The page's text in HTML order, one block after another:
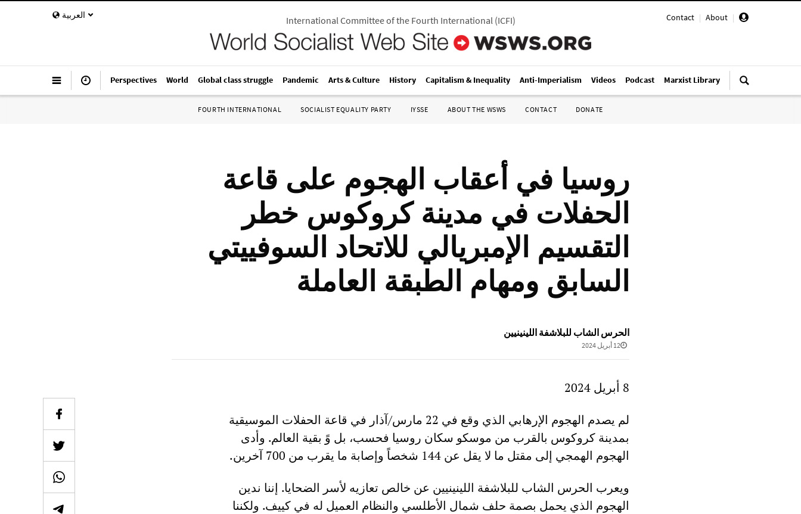
العربية Contact | About |
International Committee of the Fourth International(ICFI)
Perspectives World Global class struggle Pandemic Arts & Culture History Capitalism & Inequality Anti-Imperialism Videos Podcast Marxist Library
FOURTH INTERNATIONAL SOCIALIST EQUALITY PARTY IYSSE ABOUT THE WSWS CONTACT DONATE
روسيا في أعقاب الهجوم على قاعة
الحفلات في مدينة كروكوس خطر
التقسيم الإمبريالي للاتحاد السوفييتي
السابق ومهام الطبقة العاملة
الحرس الشاب للبلاشفة اللينينيين
12 أبريل 2024
8 أبريل 2024
لم يصدم الهجوم الإرهابي الذي وقع في 22 مارس/آذار في قاعة الحفلات الموسيقية
بمدينة كروكوس بالقرب من موسكو سكان روسيا فحسب، بل وً بقية العالم. وأدى
الهجوم الهمجي إلى مقتل ما لا يقل عن 144 شخصاً وإصابة ما يقرب من 700 آخرين.
ويعرب الحرس الشاب للبلاشفة اللينينيين عن خالص تعازيه لأسر الضحايا. إننا ندين
الهجوم الذي يحمل بصمة حلف شمال الأطلسي والنظام العميل له في كييف. ولكننا